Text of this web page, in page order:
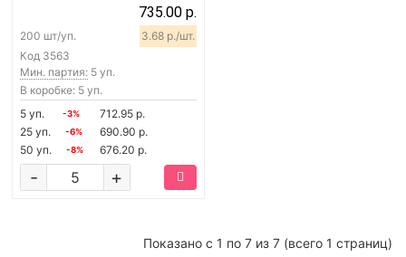
735.00 р.
Код 3563
200 шт/уп. 3.68 р./шт.
Мин. партия: 5 уп.
В коробке: 5 уп.
5 уп.
-3%
712.95 р.
25 уп.
-6%
690.90 р.
50 уп.
-8% 676.20 р.
+
-
Показано с 1 по 7 из 7 (всего 1 страниц)